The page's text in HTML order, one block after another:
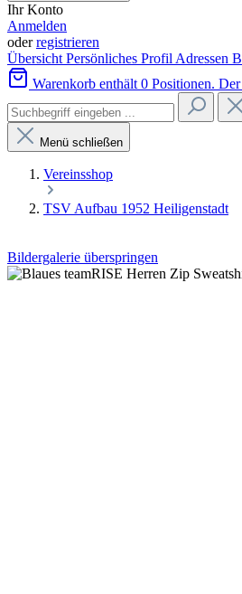
Ihr Konto
Anmelden
oderregistrieren
Übersicht Persönliches Profil Adressen
Warenkorb enthält 0 Positionen.
Menü schließen
Vereinsshop
TSV Aufbau 1952 Heiligenstadt
Bildergalerie überspringen